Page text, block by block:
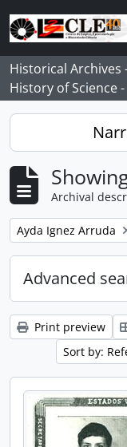
Skip to main content
Historical Archives
History of Science
Archival
Remove filter:
Ayda Ignez Arruda
Advanced
Print preview
Sort by: